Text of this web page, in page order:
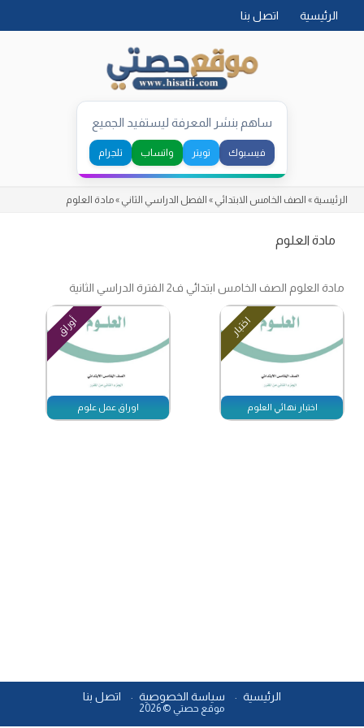
الرئيسية اتصل بنا
ساهم بنشر المعرفة ليستفيد الجميع
فيسبوك تويتر واتساب تلجرام
الرئيسية » الصف الخامس الابتدائي » الفصل الدراسي الثاني »مادة العلوم
مادة العلوم
مادة العلوم الصف الخامس ابتدائي ف2 الفترة الدراسي الثانية
اختبار
اختبار نهائي العلوم
أوراق
اوراق عمل علوم
الرئيسية سياسة الخصوصية اتصل بنا
موقع حصتي © 2026